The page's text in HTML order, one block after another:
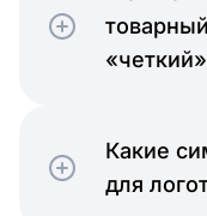
Какие
для